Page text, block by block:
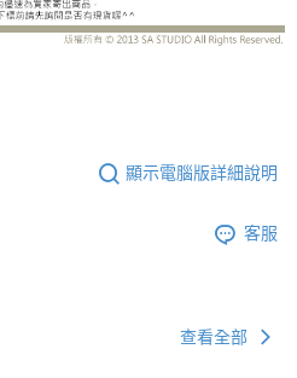
顯示電腦版詳細說明
客服
查看全部